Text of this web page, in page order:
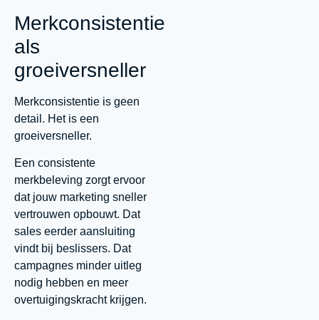
Merkconsistentie
als
groeiversneller
Merkconsistentie is geen
detail. Het is een
groeiversneller.
Een consistente
merkbeleving zorgt ervoor
dat jouw marketing sneller
vertrouwen opbouwt. Dat
sales eerder aansluiting
vindt bij beslissers. Dat
campagnes minder uitleg
nodig hebben en meer
overtuigingskracht krijgen.